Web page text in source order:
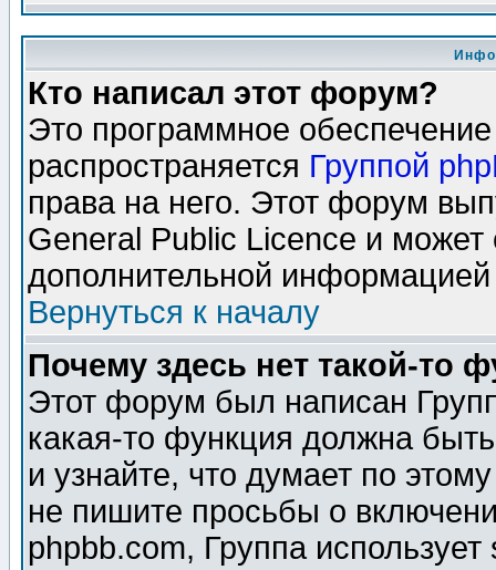
Кто написал этот форум?
Это программное
распространяется Группой
права на него. Этот форум
General Public Licence и может
дополнительной
Вернуться к началу
Почему здесь нет такой-то
Этот форум был написан
какая-то функция должна
и узнайте, что думает по
не пишите просьбы о
phpbb.com, Группа